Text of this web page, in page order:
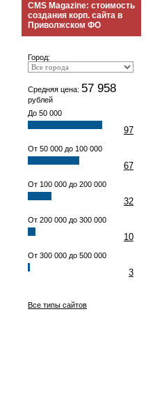
CMS Magazine: стоимость
создания корп. сайта в
Приволжском ФО
Город:
Средняя цена: 57 958
рублей
До 50 000
97
От 50 000 до 100 000
67
От 100 000 до 200 000
32
От 200 000 до 300 000
10
От 300 000 до 500 000
3
Все типы сайтов